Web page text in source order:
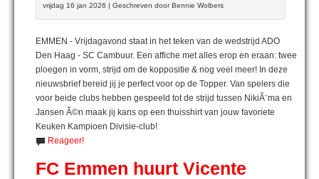
vrijdag 16 jan 2026 | Geschreven door Bennie Wolbers
EMMEN - Vrijdagavond staat in het teken van de wedstrijd ADO
Den Haag - SC Cambuur. Een affiche met alles erop en eraan: twee
ploegen in vorm, strijd om de koppositie & nog veel meer! In deze
nieuwsbrief bereid jij je perfect voor op de Topper. Van spelers die
voor beide clubs hebben gespeeld tot de strijd tussen NikiÃ¨ma en
Jansen Ã©n maak jij kans op een thuisshirt van jouw favoriete
Keuken Kampioen Divisie-club!
Reageer!
FC Emmen huurt Vicente